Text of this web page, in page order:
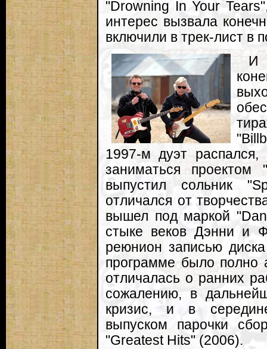
"Drowning In Your
интерес вызвала
включили в трек-лист в
И
1997-м дуэт
заниматься
выпустил сольник
отличался от
вышел под маркой
стыке веков Дэнни и
реюнион записью
программе было полно
отличалась о ранних
сожалению, в
кризис, и в
выпуском парочки
"Greatest Hits" (2006).